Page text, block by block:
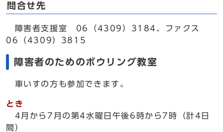
問合せ先
障害者支援室 06（4309）3184、ファクス
06（4309）3815
障害者のためのボウリング教室
車いすの方も参加できます。
とき
4月から7月の第4水曜日午後6時から7時（計4日
間）